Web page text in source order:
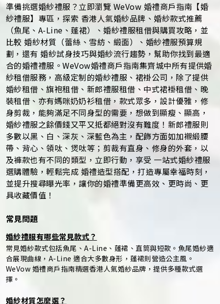
準備挑選婚紗禮服？立即瀏覽 WeVow 婚禮商戶指南【婚
紗禮服】專區，探索 香港人氣婚紗品牌、婚紗款式推薦
（魚尾、A-Line、蓬裙）、婚紗禮服租借與購買攻略，並
比較 婚紗材質（蕾絲、雪紡、緞面）、婚紗禮服預算規
劃，還有 婚紗試身技巧與婚紗流行趨勢，幫助你找到最適
合的婚禮禮服。WeVow婚禮商戶指南集齊城中所有提供婚
紗租借服務，高級定制的婚紗禮服、裙褂公司，除了提供
婚紗租借、旗袍租借、新郎禮服租借、中式裙褂租借、晚
裝租借、亦有媽咪奶奶衫租借，款式眾多，設計優雅，修
身剪裁，能夠滿足不同身型的需要，想做到顯瘦、顯高，
婚紗禮服之餘價錢又平又抵都絕對沒有難度！新郎禮服則
多數以黑、白、深灰、深藍色為主，配飾方面如加襯緞腰
帶、背心、領呔、煲呔等；剪裁有直身、修身的外套，以
及褲款也有不同的類型，立即行動，享受 一站式婚紗禮服
選購體驗，輕鬆完成 婚禮造型搭配，打造專屬幸福時刻，
並提升搜尋曝光率，讓你的婚禮準備更高效、更時尚、更
具收藏價值！
常見問題
婚紗禮服有哪些常見款式？
常見婚紗款式包括魚尾、A-Line、蓬裙、直筒與短款。魚尾婚紗適
合展現曲線，A-Line 適合大多數身形，蓬裙則營造公主風。
WeVow 婚禮商戶指南精選香港人氣婚紗品牌，提供多種款式選
擇。
婚紗材質怎麼選？